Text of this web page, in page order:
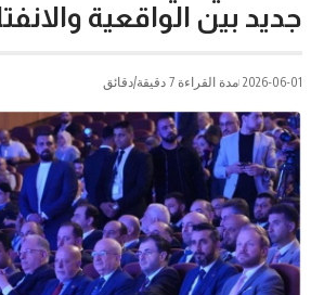
جديد بين الواقعية
2026-06-01 مدة القراءة 7 دقيقة/دقائق